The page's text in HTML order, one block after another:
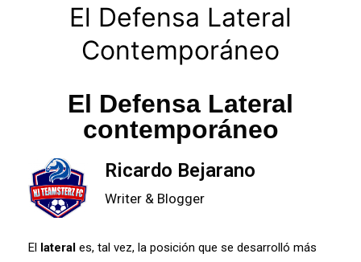
El Defensa Lateral
Contemporáneo
El Defensa Lateral
contemporáneo
Ricardo Bejarano
Writer & Blogger
El lateral es, tal vez, la posición que se desarrolló más